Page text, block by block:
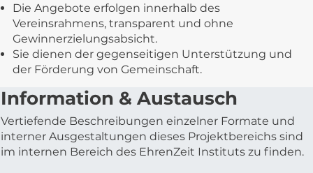
Die Angebote erfolgen innerhalb des
Vereinsrahmens, transparent und ohne
Gewinnerzielungsabsicht.
Sie dienen der gegenseitigen Unterstützung und
der Förderung von Gemeinschaft.
Information & Austausch
Vertiefende Beschreibungen einzelner Formate und
interner Ausgestaltungen dieses Projektbereichs sind
im internen Bereich des EhrenZeit Instituts zu finden.